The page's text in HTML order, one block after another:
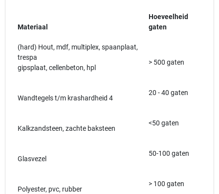
Materiaal
Hoeveelheid
gaten
(hard) Hout, mdf, multiplex, spaanplaat,
trespa
gipsplaat, cellenbeton, hpl
> 500 gaten
Wandtegels t/m krashardheid 4
20 - 40 gaten
Kalkzandsteen, zachte baksteen
<50 gaten
Glasvezel
50-100 gaten
Polyester, pvc, rubber
> 100 gaten